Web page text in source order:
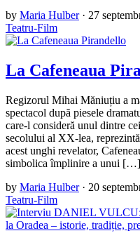
by Maria Hulber · 27
Teatru-Film
La Cafeneaua
Regizorul Mihai Măniuțiu a
spectacol după piesele
care-l consideră unul dintre
secolului al XX-lea,
acest unghi revelator,
simbolica împlinire a unui […]
by Maria Hulber · 20
Teatru-Film